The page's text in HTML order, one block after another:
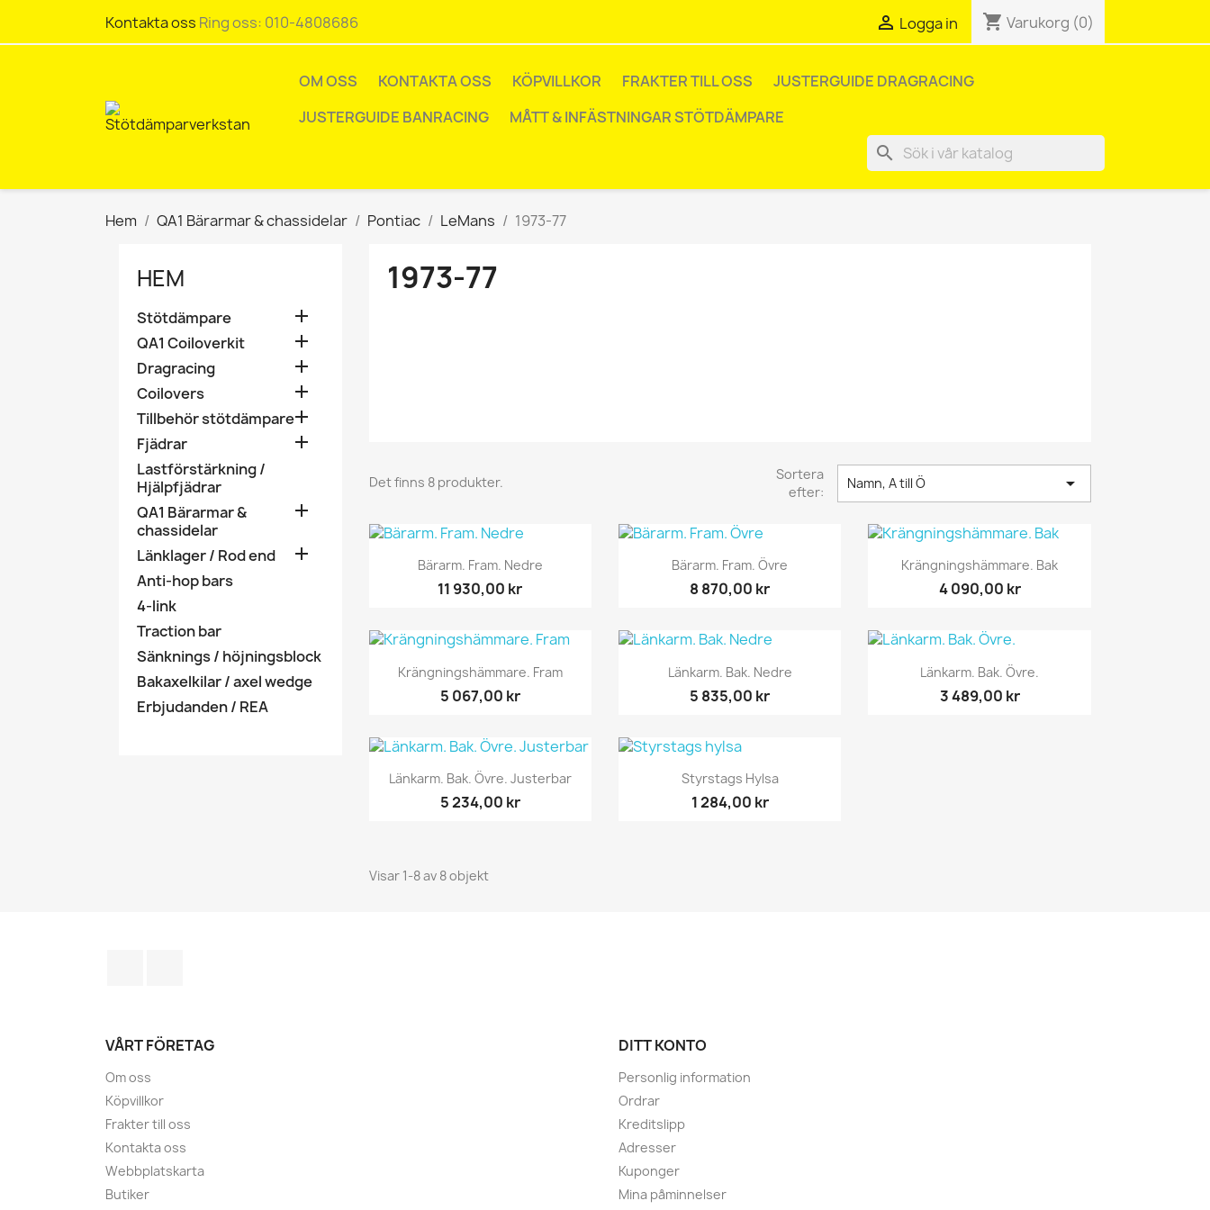
Kontakta oss Ring oss: 010-4808686  Logga in shopping_cart Varukorg (0)
OM OSS KONTAKTA OSS KÖPVILLKOR FRAKTER TILL OSS
JUSTERGUIDE DRAGRACING
JUSTERGUIDE BANRACING
MÅTT & INFÄSTNINGAR STÖTDÄMPARE
search
Hem QA1 Bärarmar & chassidelar Pontiac LeMans 1973-77
HEM
Stötdämpare 
QA1 Coiloverkit 
Dragracing 
Coilovers 
Tillbehör stötdämpare
Fjädrar 
Lastförstärkning /
Hjälpfjädrar
QA1 Bärarmar &
chassidelar

Länklager / Rod end 
Anti-hop bars
4-link
Traction bar
Sänknings / höjningsblock
Bakaxelkilar / axel wedge
Erbjudanden / REA
1973-77
Det finns 8 produkter.
Sortera
efter:
Namn, A till Ö 
Snabbvy
Bärarm. Fram. Nedre
11 930,00 kr
Snabbvy
Bärarm. Fram. Övre
8 870,00 kr
Snabbvy
Krängningshämmare. Bak
4 090,00 kr
Snabbvy
Krängningshämmare. Fram
5 067,00 kr
Snabbvy
Länkarm. Bak. Nedre
5 835,00 kr
Snabbvy
Länkarm. Bak. Övre.
3 489,00 kr
Snabbvy
Länkarm. Bak. Övre. Justerbar
5 234,00 kr
Snabbvy
Styrstags Hylsa
1 284,00 kr
Visar 1-8 av 8 objekt
VÅRT FÖRETAG
Om oss
Köpvillkor
Frakter till oss
Kontakta oss
Webbplatskarta
Butiker
DITT KONTO
Personlig information
Ordrar
Kreditslipp
Adresser
Kuponger
Mina påminnelser